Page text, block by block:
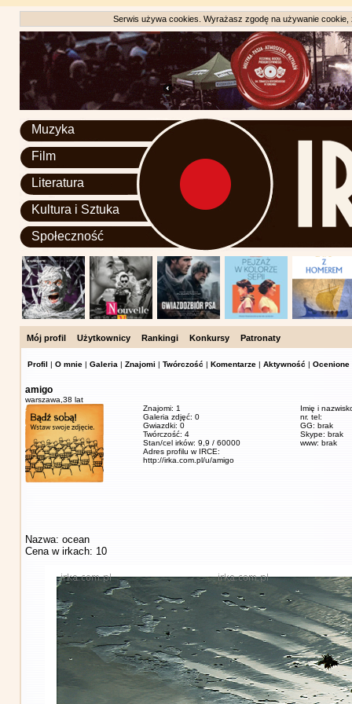
Serwis używa cookies. Wyrażasz zgodę na używanie
Muzyka
Film
Literatura
Kultura i Sztuka
Społeczność
Mój profil Użytkownicy Rankingi Konkursy Patronaty
Profil | O mnie | Galeria | Znajomi | Twórczość | Komentarze | Aktywność | Ocenione
amigo
warszawa, 38 lat
Znajomi: 1
Galeria zdjęć: 0
Gwiazdki: 0
Twórczość: 4
Stan/cel irków: 9,9 / 60000
Adres profilu w IRCE:
http://irka.com.pl/u/amigo
Imię i
nr. tel:
GG: brak
Skype: brak
www: brak
Nazwa: ocean
Cena w irkach: 10